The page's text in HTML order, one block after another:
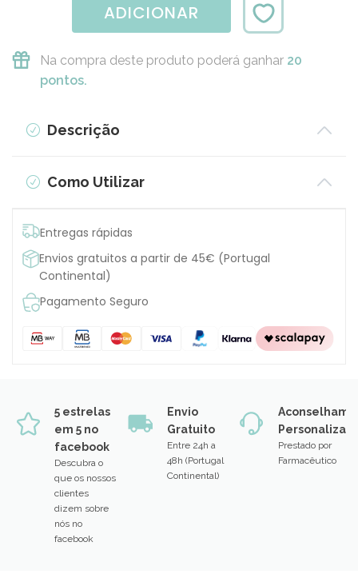
ADICIONAR
Na compra deste produto poderá ganhar 20
pontos.
Descrição
Como Utilizar
Entregas rápidas
Envios gratuitos a partir de 45€ (Portugal
Continental)
Pagamento Seguro
5 estrelas
em 5 no
facebook
Descubra o
que os nossos
clientes
dizem sobre
nós no
facebook
Envio
Gratuito
Entre 24h a
48h (Portugal
Continental)
Prestado por
Farmacêutico